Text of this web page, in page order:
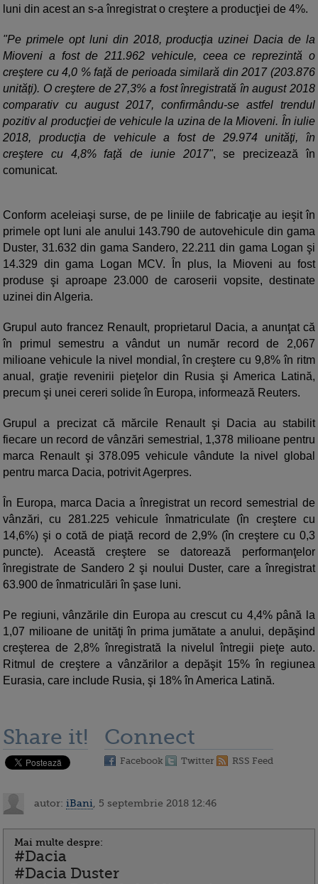
luni din acest an s-a înregistrat o creştere a producţiei de 4%.
"Pe primele opt luni din 2018, producţia uzinei Dacia de la
Mioveni a fost de 211.962 vehicule, ceea ce reprezintă o
creştere cu 4,0 % faţă de perioada similară din 2017 (203.876
unităţi). O creştere de 27,3% a fost înregistrată în august 2018
comparativ cu august 2017, confirmându-se astfel trendul
pozitiv al producţiei de vehicule la uzina de la Mioveni. În iulie
2018, producţia de vehicule a fost de 29.974 unităţi, în
creştere cu 4,8% faţă de iunie 2017", se precizează în
comunicat.
Conform aceleiaşi surse, de pe liniile de fabricaţie au ieşit în
primele opt luni ale anului 143.790 de autovehicule din gama
Duster, 31.632 din gama Sandero, 22.211 din gama Logan şi
14.329 din gama Logan MCV. În plus, la Mioveni au fost
produse şi aproape 23.000 de caroserii vopsite, destinate
uzinei din Algeria.
Grupul auto francez Renault, proprietarul Dacia, a anunţat că
în primul semestru a vândut un număr record de 2,067
milioane vehicule la nivel mondial, în creştere cu 9,8% în ritm
anual, graţie revenirii pieţelor din Rusia şi America Latină,
precum şi unei cereri solide în Europa, informează Reuters.
Grupul a precizat că mărcile Renault şi Dacia au stabilit
fiecare un record de vânzări semestrial, 1,378 milioane pentru
marca Renault şi 378.095 vehicule vândute la nivel global
pentru marca Dacia, potrivit Agerpres.
În Europa, marca Dacia a înregistrat un record semestrial de
vânzări, cu 281.225 vehicule înmatriculate (în creştere cu
14,6%) şi o cotă de piaţă record de 2,9% (în creştere cu 0,3
puncte). Această creştere se datorează performanţelor
înregistrate de Sandero 2 şi noului Duster, care a înregistrat
63.900 de înmatriculări în şase luni.
Pe regiuni, vânzările din Europa au crescut cu 4,4% până la
1,07 milioane de unităţi în prima jumătate a anului, depăşind
creşterea de 2,8% înregistrată la nivelul întregii pieţe auto.
Ritmul de creştere a vânzărilor a depăşit 15% în regiunea
Eurasia, care include Rusia, şi 18% în America Latină.
Share it! Connect
Facebook Twitter RSS Feed
autor: iBani , 5 septembrie 2018 12:46
Mai multe despre:
#Dacia
#Dacia Duster